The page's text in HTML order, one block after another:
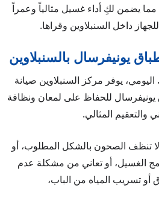
يضمن لكِ أداء غسيل مثالياً وعمراً
داخل السنبلاوين وقراها.
يونيفرسال بالسنبلاوين
يوفر مركز السنبلاوين صيانة
يونيفرسال للحفاظ على لمعان ونظافة
والتعقيم المثالي.
تنظف الصحون بالشكل المطلوب، أو
الغسيل، أو تعاني من مشكلة عدم
أو تسريب المياه من الباب،